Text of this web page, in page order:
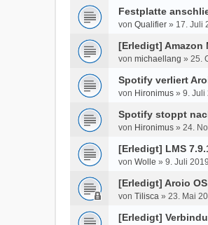
Festplatte
vonQualifier » 17. Juli
[Erledigt] Amazon
vonmichaellang »25.
Spotify verliert
von Hironimus »9. Juli
Spotify stoppt
von Hironimus »24.
[Erledigt] LMS
vonWolle »9. Juli
[Erledigt] Aroio
vonTilisca »23. Mai
[Erledigt]